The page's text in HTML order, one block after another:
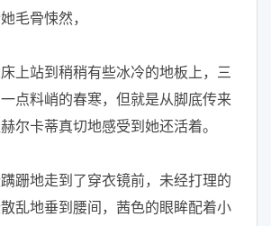
毛骨悚然，
站到稍稍有些冰冷的地板上，三
点料峭的春寒，但就是从脚底传来
尔卡蒂真切地感受到她还活着。
地走到了穿衣镜前，未经打理的
乱地垂到腰间，茜色的眼眸配着小